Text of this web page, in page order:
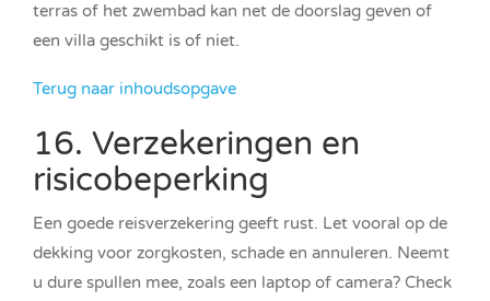
terras of het zwembad kan net de doorslag geven of
een villa geschikt is of niet.
Terug naar inhoudsopgave
16. Verzekeringen en
risicobeperking
Een goede reisverzekering geeft rust. Let vooral op de
dekking voor zorgkosten, schade en annuleren. Neemt
u dure spullen mee, zoals een laptop of camera? Check